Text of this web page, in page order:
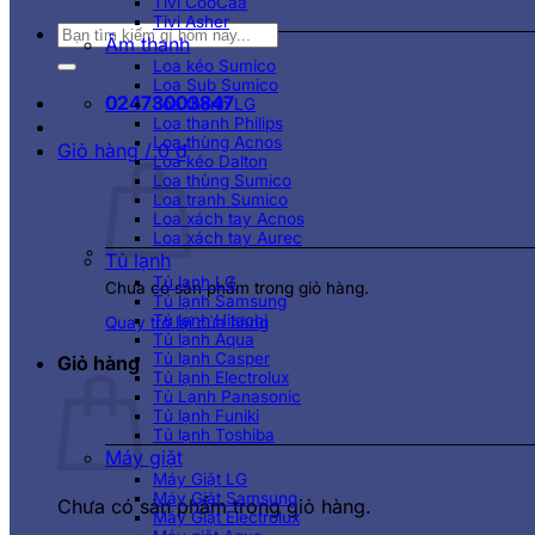
Tìm
kiếm:
02473003847
Giỏ hàng /0₫
Chưa có sản phẩm trong giỏ hàng.
Quay trở lại cửa hàng
Giỏ hàng
Chưa có sản phẩm trong giỏ hàng.
Tivi Asher
Âm thanh
Loa kéo Sumico
Loa Sub Sumico
Loa thanh LG
Loa thanh Philips
Loa thùng Acnos
Loa kéo Dalton
Loa thùng Sumico
Loa tranh Sumico
Loa xách tay Acnos
Loa xách tay Aurec
Tủ lạnh
Tủ lạnh LG
Tủ lạnh Samsung
Tủ lạnh Hitachi
Tủ lạnh Aqua
Tủ lạnh Casper
Tủ lạnh Electrolux
Tủ Lạnh Panasonic
Tủ lạnh Funiki
Tủ lạnh Toshiba
Máy giặt
Máy Giặt LG
Máy Giặt Samsung
Máy Giặt Electrolux